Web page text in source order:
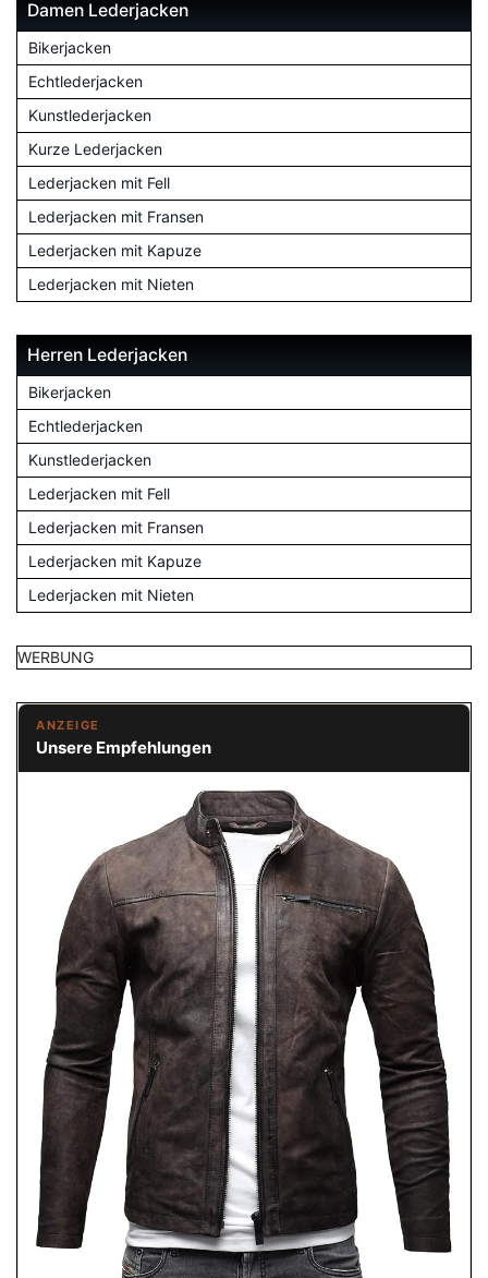
Damen Lederjacken
Bikerjacken
Echtlederjacken
Kunstlederjacken
Kurze Lederjacken
Lederjacken mit Fell
Lederjacken mit Fransen
Lederjacken mit Kapuze
Lederjacken mit Nieten
Herren Lederjacken
Bikerjacken
Echtlederjacken
Kunstlederjacken
Lederjacken mit Fell
Lederjacken mit Fransen
Lederjacken mit Kapuze
Lederjacken mit Nieten
WERBUNG
ANZEIGE
Unsere Empfehlungen